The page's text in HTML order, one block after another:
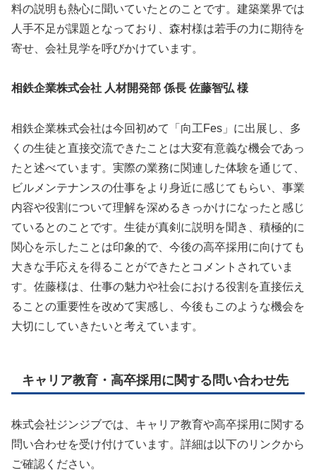
料の説明も熱心に聞いていたとのことです。建築業界では
人手不足が課題となっており、森村様は若手の力に期待を
寄せ、会社見学を呼びかけています。
相鉄企業株式会社 人材開発部 係長 佐藤智弘 様
相鉄企業株式会社は今回初めて「向工Fes」に出展し、多
くの生徒と直接交流できたことは大変有意義な機会であっ
たと述べています。実際の業務に関連した体験を通じて、
ビルメンテナンスの仕事をより身近に感じてもらい、事業
内容や役割について理解を深めるきっかけになったと感じ
ているとのことです。生徒が真剣に説明を聞き、積極的に
関心を示したことは印象的で、今後の高卒採用に向けても
大きな手応えを得ることができたとコメントされていま
す。佐藤様は、仕事の魅力や社会における役割を直接伝え
ることの重要性を改めて実感し、今後もこのような機会を
大切にしていきたいと考えています。
キャリア教育・高卒採用に関する問い合わせ先
株式会社ジンジブでは、キャリア教育や高卒採用に関する
問い合わせを受け付けています。詳細は以下のリンクから
ご確認ください。